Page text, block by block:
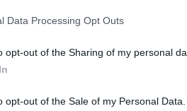
Data Processing Opt Outs
opt-out of the Sharing of my personal
opt-out of the Sale of my Personal Data.